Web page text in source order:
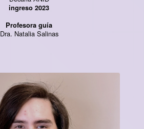
ingreso 2023
Profesora guía
Dra. Natalia Salinas